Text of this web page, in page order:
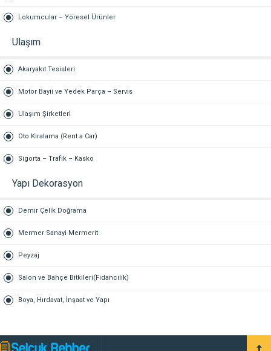
Lokumcular – Yöresel Ürünler
Ulaşım
Akaryakıt Tesisleri
Motor Bayii ve Yedek Parça – Servis
Ulaşım Şirketleri
Oto Kiralama (Rent a Car)
Sigorta – Trafik – Kasko
Yapı Dekorasyon
Demir Çelik Doğrama
Mermer Sanayi Mermerit
Peyzaj
Salon ve Bahçe Bitkileri(Fidancılık)
Boya, Hırdavat, İnşaat ve Yapı